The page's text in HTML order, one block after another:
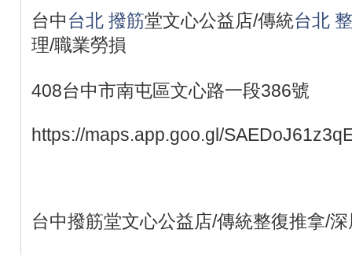
台中台北 撥筋堂文心公益店/傳統台北
理/職業勞損
408台中市南屯區文心路一段386號
https://maps.app.goo.gl/
台中撥筋堂文心公益店/傳統整復推拿/